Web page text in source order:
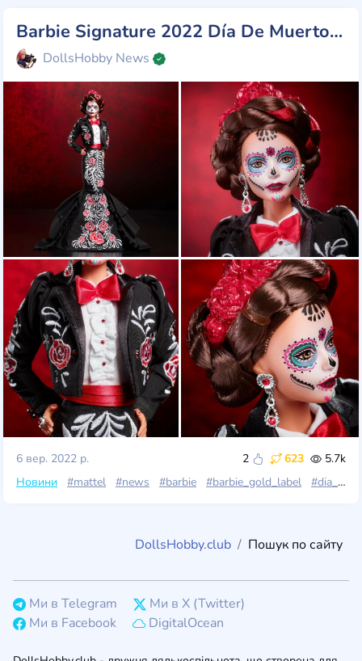
Barbie Signature 2022 Día De Muertos Benito Santos x Barbie Doll
DollsHobby News
6 вер. 2022 р. 2 623
5.7k
Новини
#mattel #news #barbie #barbie_gold_label #dia_de_muertos
DollsHobby.club Пошук по сайту
Ми в Telegram
Ми в X (Twitter)
Ми в Facebook
DigitalOcean